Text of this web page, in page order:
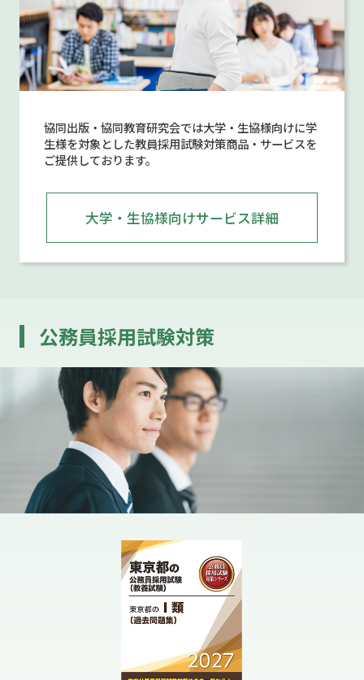
協同出版・協同教育研究会では大学・生協様向けに学
生様を対象とした教員採用試験対策商品・サービスを
ご提供しております。
大学・生協様向けサービス詳細
公務員採用試験対策